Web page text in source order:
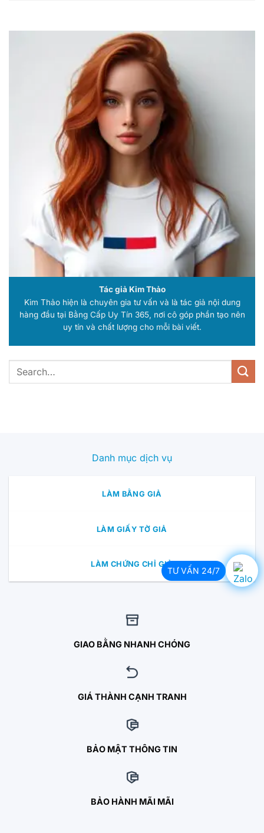
Tác giả Kim Thảo
Kim Thảo hiện là chuyên gia tư vấn và là tác giả nội dung
hàng đầu tại Bằng Cấp Uy Tín 365, nơi cô góp phần tạo nên
uy tín và chất lượng cho mỗi bài viết.
Danh mục dịch vụ
LÀM BẰNG GIẢ
LÀM GIẤY TỜ GIẢ
LÀM CHỨNG CHỈ GIẢ
GIAO BẰNG NHANH CHÓNG
GIÁ THÀNH CẠNH TRANH
BẢO MẬT THÔNG TIN
BẢO HÀNH MÃI MÃI
TƯ VẤN 24/7